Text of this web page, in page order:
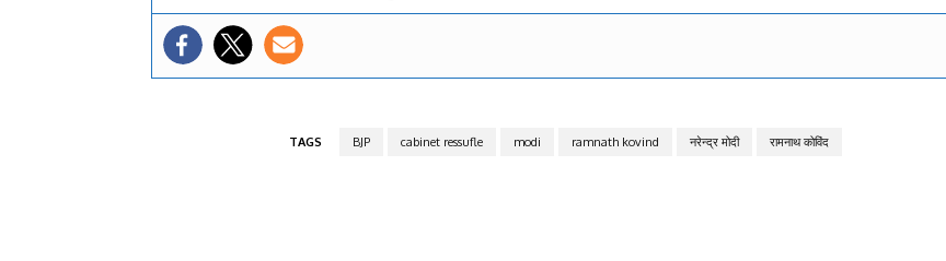
TAGS BJP cabinet ressufle modi ramnath kovind नरेन्द्र मोदी रामनाथ कोविंद